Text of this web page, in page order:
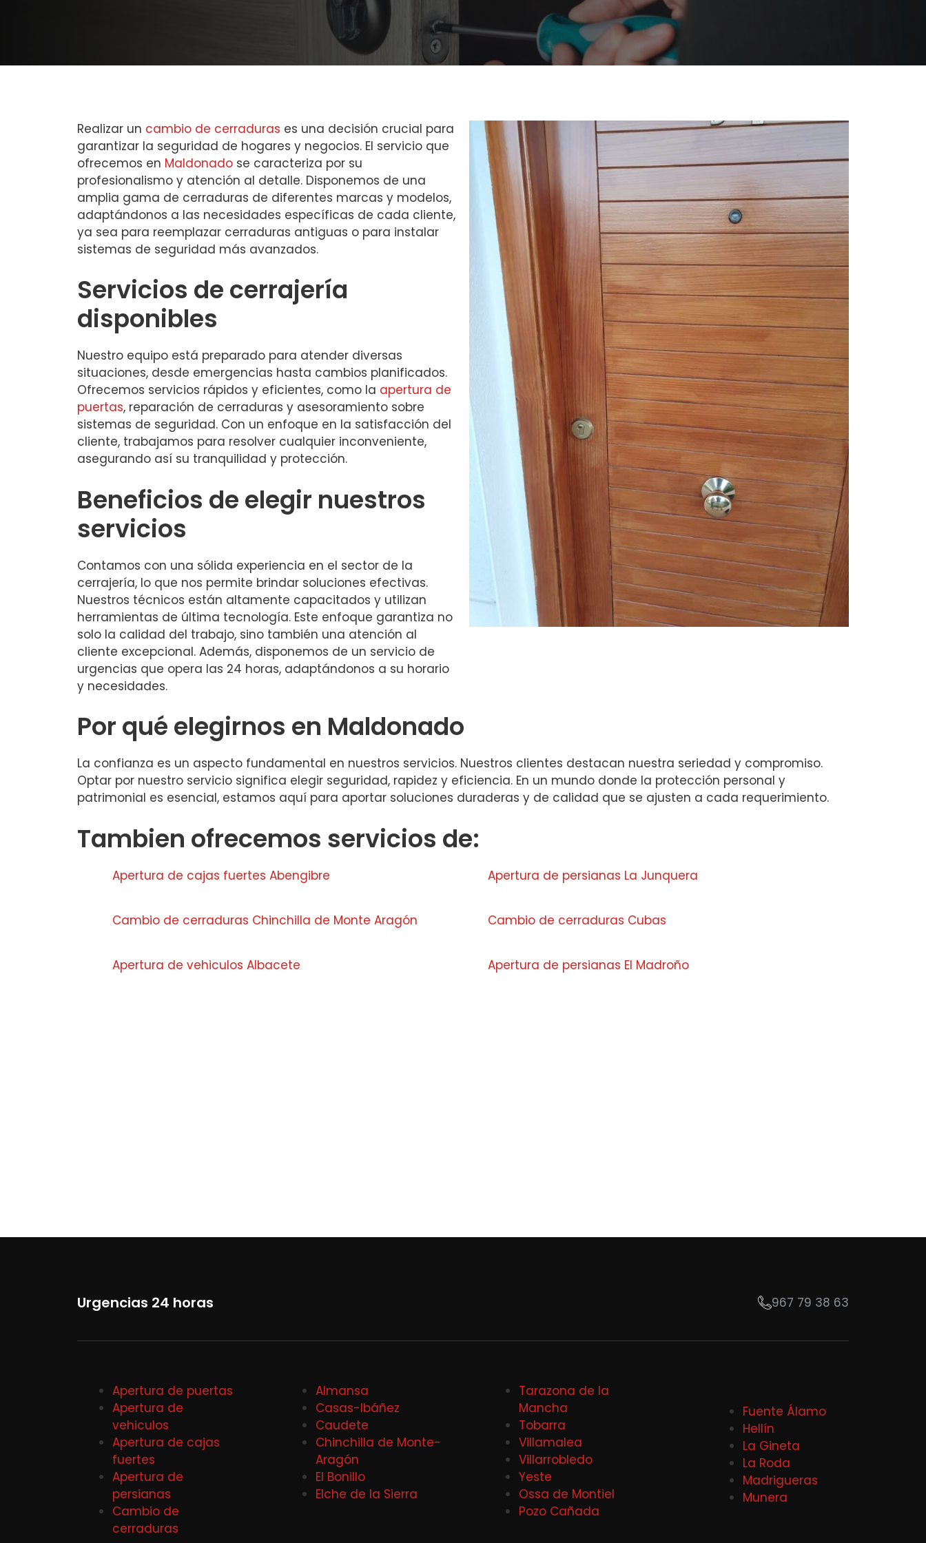
Realizar un cambio de cerraduras es una decisión crucial para
garantizar la seguridad de hogares y negocios. El servicio que
ofrecemos en Maldonado se caracteriza por su
profesionalismo y atención al detalle. Disponemos de una
amplia gama de cerraduras de diferentes marcas y modelos,
adaptándonos a las necesidades específicas de cada cliente,
ya sea para reemplazar cerraduras antiguas o para instalar
sistemas de seguridad más avanzados.
Servicios de cerrajería
disponibles
Nuestro equipo está preparado para atender diversas
situaciones, desde emergencias hasta cambios planificados.
Ofrecemos servicios rápidos y eficientes, como la apertura de
puertas, reparación de cerraduras y asesoramiento sobre
sistemas de seguridad. Con un enfoque en la satisfacción del
cliente, trabajamos para resolver cualquier inconveniente,
asegurando así su tranquilidad y protección.
Beneficios de elegir nuestros
servicios
Contamos con una sólida experiencia en el sector de la
cerrajería, lo que nos permite brindar soluciones efectivas.
Nuestros técnicos están altamente capacitados y utilizan
herramientas de última tecnología. Este enfoque garantiza no
solo la calidad del trabajo, sino también una atención al
cliente excepcional. Además, disponemos de un servicio de
urgencias que opera las 24 horas, adaptándonos a su horario
y necesidades.
Por qué elegirnos en Maldonado
La confianza es un aspecto fundamental en nuestros servicios. Nuestros clientes destacan nuestra seriedad y compromiso.
Optar por nuestro servicio significa elegir seguridad, rapidez y eficiencia. En un mundo donde la protección personal y
patrimonial es esencial, estamos aquí para aportar soluciones duraderas y de calidad que se ajusten a cada requerimiento.
Tambien ofrecemos servicios de:
Apertura de cajas fuertes Abengibre Apertura de persianas La Junquera
Cambio de cerraduras Chinchilla de Monte Aragón Cambio de cerraduras Cubas
Apertura de vehiculos Albacete Apertura de persianas El Madroño
Urgencias 24 horas 967 79 38 63
Apertura de puertas
Apertura de
vehiculos
Apertura de cajas
fuertes
Apertura de
persianas
Cambio de
cerraduras
Almansa
Casas-Ibáñez
Caudete
Chinchilla de Monte-
Aragón
El Bonillo
Elche de la Sierra
Tarazona de la
Mancha
Tobarra
Villamalea
Villarrobledo
Yeste
Ossa de Montiel
Pozo Cañada
Fuente Álamo
Hellín
La Gineta
La Roda
Madrigueras
Munera